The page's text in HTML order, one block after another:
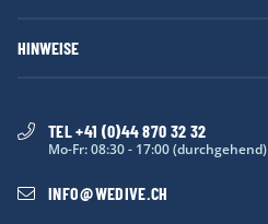
HINWEISE
TEL +41 (0)44 870 32 32
Mo-Fr: 08:30 - 17:00 (durchgehend)
INFO@WEDIVE.CH